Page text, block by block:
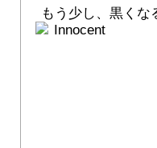
もう少し、黒くな